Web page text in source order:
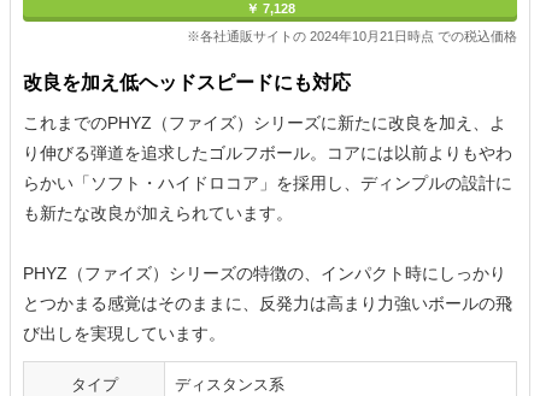
￥ 7,128
※各社通販サイトの 2024年10月21日時点 での税込価格
改良を加え低ヘッドスピードにも対応
これまでのPHYZ（ファイズ）シリーズに新たに改良を加え、よ
り伸びる弾道を追求したゴルフボール。コアには以前よりもやわ
らかい「ソフト・ハイドロコア」を採用し、ディンプルの設計に
も新たな改良が加えられています。
PHYZ（ファイズ）シリーズの特徴の、インパクト時にしっかり
とつかまる感覚はそのままに、反発力は高まり力強いボールの飛
び出しを実現しています。
タイプ ディスタンス系